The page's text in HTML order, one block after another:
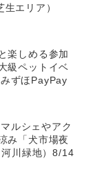
エリア）
楽しめる参加
級ペットイベ
ずほPayPay
ルシェやアク
み「犬市場夜
川緑地）8/14